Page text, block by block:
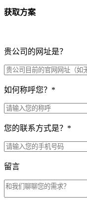
获取方案
贵公司的网址是？
如何称呼您？ *
您的联系方式是？ *
留言